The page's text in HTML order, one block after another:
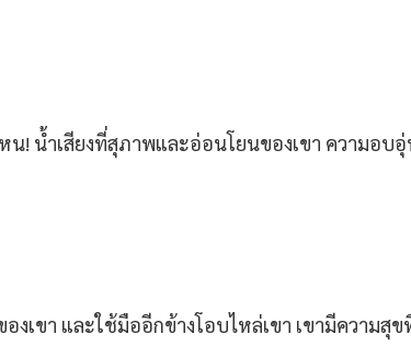
น้ำเสียงที่สุภาพและอ่อนโยนของเขา ความอบอุ่
เขา และใช้มืออีกข้างโอบไหล่เขา เขามีความสุ